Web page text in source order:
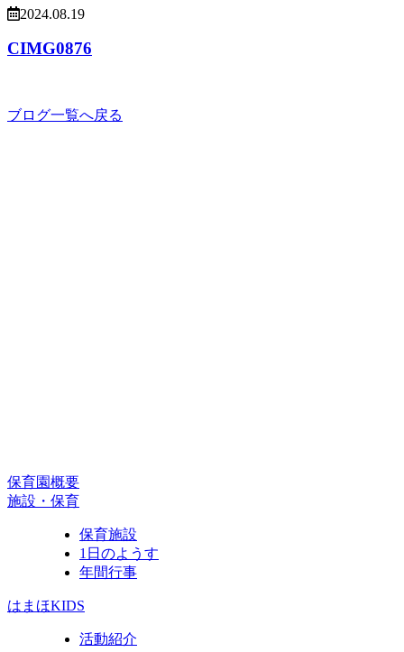
2024.08.19
CIMG0876
ブログ一覧へ戻る
保育園概要
施設・保育
保育施設
1日のようす
年間行事
はまほKIDS
活動紹介